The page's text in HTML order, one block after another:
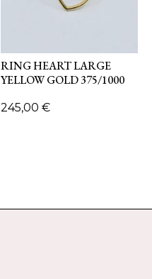
RING HEART LARGE
YELLOW GOLD 375/1000
245,00 €